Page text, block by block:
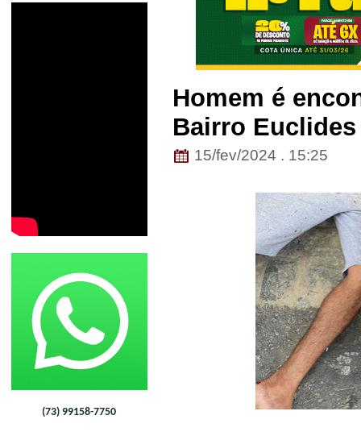
(73) 99158-7750
Homem é
Bairro Euclides
15/fev/2024 . 15:25